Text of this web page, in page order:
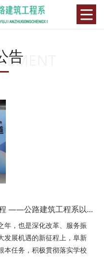
告
以赛促教提质量 匠心筑梦启新程 ——公路建筑工程系以职业技能大赛助推高...
年，也是深化改革、服务振
发展机遇的新征程上，阜新
本任务，积极贯彻落实学校